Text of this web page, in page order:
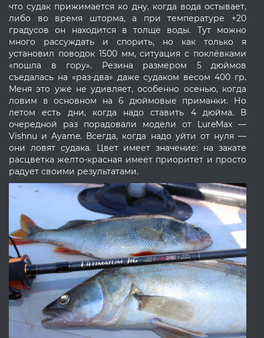
что судак прижимается ко дну, когда вода остывает,
либо во время шторма, а при температуре +20
градусов он находится в толще воды. Тут можно
много рассуждать и спорить, но как только я
установил поводок 1500 мм, ситуация с поклёвками
«пошла в гору». Резина размером 5 дюймов
съедалась на «раз-два» даже судаком весом 400 гр.
Меня это уже не удивляет, особенно осенью, когда
ловим в основном на 6 дюймовые приманки. Но
летом есть дни, когда надо ставить 4 дюйма. В
очередной раз порадовали модели от LureMax —
Vishnu и Ayame. Всегда, когда надо уйти от нуля —
они ловят судака. Цвет имеет значение: на закате
расцветка желто-красная имеет приоритет и просто
радует своими результатами.